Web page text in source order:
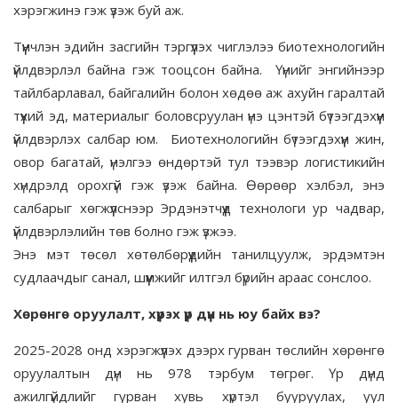
хэрэгжинэ гэж үзэж буй аж.
Түүнчлэн эдийн засгийн тэргүүлэх чиглэлээ биотехнологийн
үйлдвэрлэл байна гэж тооцсон байна. Үүнийг энгийнээр
тайлбарлавал, байгалийн болон хөдөө аж ахуйн гаралтай
түүхий эд, материалыг боловсруулан үнэ цэнтэй бүтээгдэхүүн
үйлдвэрлэх салбар юм. Биотехнологийн бүтээгдэхүүн жин,
овор багатай, үнэлгээ өндөртэй тул тээвэр логистикийн
хүндрэлд орохгүй гэж үзэж байна. Өөрөөр хэлбэл, энэ
салбарыг хөгжүүлснээр Эрдэнэтчүүд технологи ур чадвар,
үйлдвэрлэлийн төв болно гэж үзжээ.
Энэ мэт төсөл хөтөлбөрүүдийн танилцуулж, эрдэмтэн
судлаачдыг санал, шүүмжийг илтгэл бүрийн араас сонслоо.
Хөрөнгө оруулалт, хүрэх үр дүн нь юу байх вэ?
2025-2028 онд хэрэгжүүлэх дээрх гурван төслийн хөрөнгө
оруулалтын дүн нь 978 тэрбум төгрөг. Үр дүнд
ажилгүйдлийг гурван хувь хүртэл бууруулах, уул